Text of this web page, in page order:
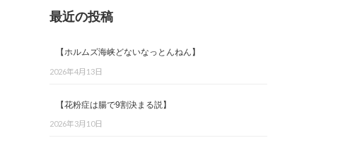
最近の投稿
【ホルムズ海峡どないなっとんねん】
2026年4月13日
【花粉症は腸で9割決まる説】
2026年3月10日